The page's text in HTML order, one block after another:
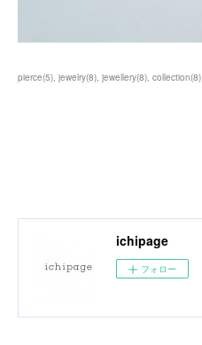
pierce(5) jewelry(8) jewellery(8) collection(8)
ichipage
フォロー